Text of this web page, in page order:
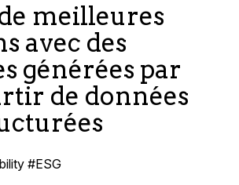
meilleures
avec des
générées par
de données
#ESG